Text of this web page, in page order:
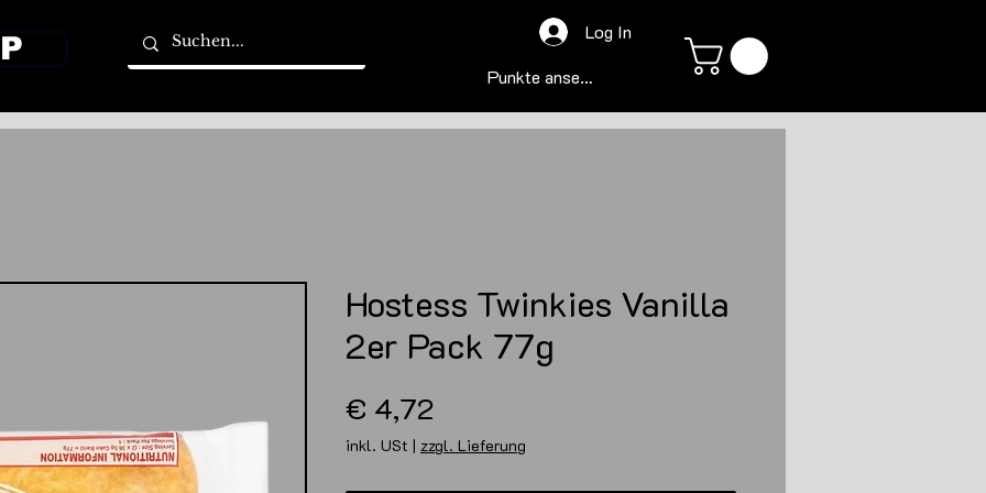
Log In
Punkte ansehen
Hostess Twinkies Vanilla
2er Pack 77g
€ 4,72
inkl. USt | zzgl. Lieferung